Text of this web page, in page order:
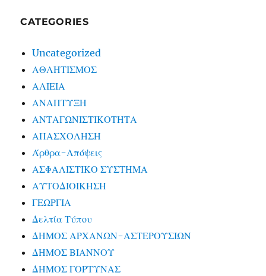
CATEGORIES
Uncategorized
ΑΘΛΗΤΙΣΜΟΣ
ΑΛΙΕΙΑ
ΑΝΑΠΤΥΞΗ
ΑΝΤΑΓΩΝΙΣΤΙΚΟΤΗΤΑ
ΑΠΑΣΧΟΛΗΣΗ
Άρθρα-Απόψεις
ΑΣΦΑΛΙΣΤΙΚΟ ΣΥΣΤΗΜΑ
ΑΥΤΟΔΙΟΙΚΗΣΗ
ΓΕΩΡΓΙΑ
Δελτία Τύπου
ΔΗΜΟΣ ΑΡΧΑΝΩΝ-ΑΣΤΕΡΟΥΣΙΩΝ
ΔΗΜΟΣ ΒΙΑΝΝΟΥ
ΔΗΜΟΣ ΓΟΡΤΥΝΑΣ